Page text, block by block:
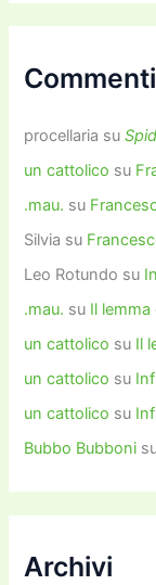
procellaria su
un cattolico su
.mau. su
Silvia su
Leo Rotundo su
.mau. su Il lemma
un cattolico su Il
un cattolico su
un cattolico su
Bubbo Bubboni
Archivi